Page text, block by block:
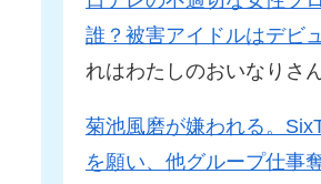
誰？被害アイドルはデビ
れはわたしのおいなりさ
菊池風磨が嫌われる。
を願い、他グループ仕事